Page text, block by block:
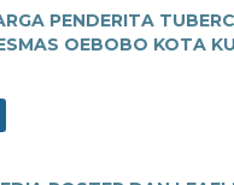
PENDERITA
OEBOBO KOTA